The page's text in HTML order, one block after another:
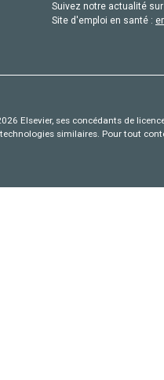
Suivez notre actualité
Site d'emploi en santé :
Elsevier, ses concédants de
similaires. Pour tout